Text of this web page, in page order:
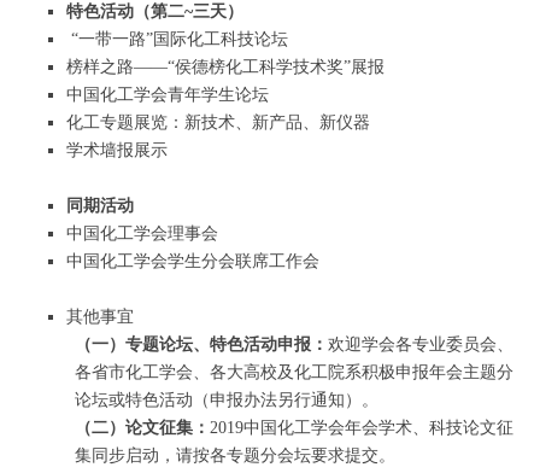
特色活动（第二~三天）
“一带一路”国际化工科技论坛
榜样之路——“侯德榜化工科学技术奖”展报
中国化工学会青年学生论坛
化工专题展览：新技术、新产品、新仪器
学术墙报展示
同期活动
中国化工学会理事会
中国化工学会学生分会联席工作会
其他事宜
（一）专题论坛、特色活动申报：欢迎学会各专业委员会、
各省市化工学会、各大高校及化工院系积极申报年会主题分
论坛或特色活动（申报办法另行通知）。
（二）论文征集：2019中国化工学会年会学术、科技论文征
集同步启动，请按各专题分会坛要求提交。